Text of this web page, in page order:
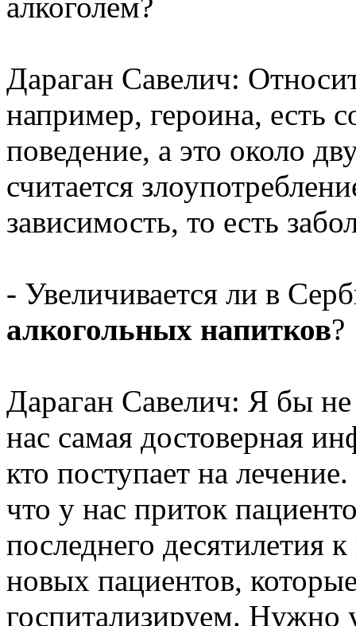
Дараган Савелич:
например, героина, есть
поведение, а это около
считается
зависимость, то есть
- Увеличивается ли в
алкогольных напитков?
Дараган Савелич: Я бы
нас самая достоверная
кто поступает на
что у нас приток
последнего десятилетия
новых пациентов,
госпитализируем. Нужно